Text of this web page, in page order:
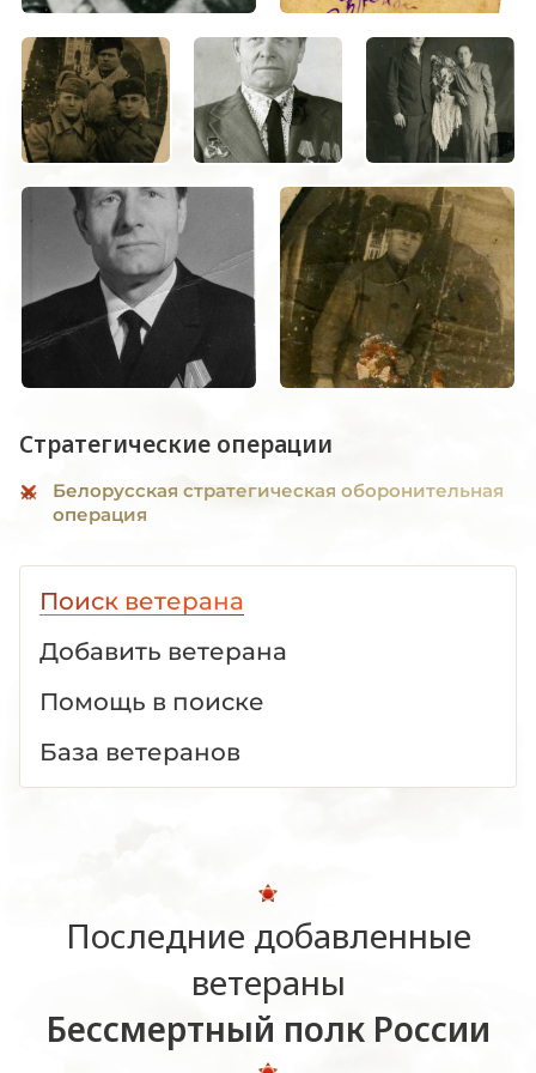
Стратегические операции
Белорусская стратегическая оборонительная
операция
Поиск ветерана
Добавить ветерана
Помощь в поиске
База ветеранов
Последние добавленные
ветераны
Бессмертный полк России